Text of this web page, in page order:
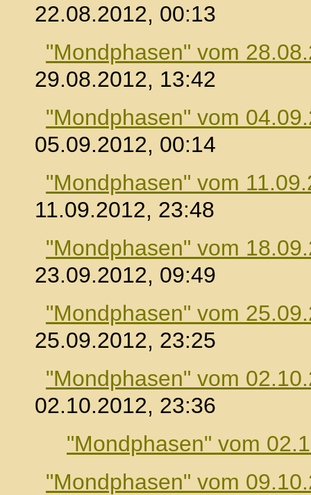
22.08.2012, 00:13
"Mondphasen" vom
29.08.2012, 13:42
"Mondphasen" vom
05.09.2012, 00:14
"Mondphasen" vom
11.09.2012, 23:48
"Mondphasen" vom
23.09.2012, 09:49
"Mondphasen" vom
25.09.2012, 23:25
"Mondphasen" vom
02.10.2012, 23:36
"Mondphasen" vom
"Mondphasen" vom